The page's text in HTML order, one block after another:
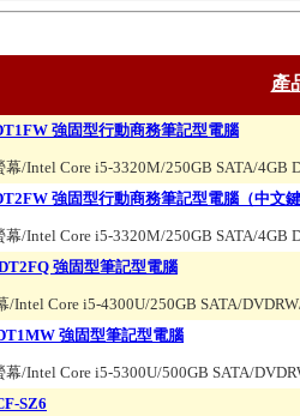
產
強固型行動商務筆記型電腦
幕/Intel Core i5-3320M/250GB SATA/
強固型行動商務筆記型電腦（中文
幕/Intel Core i5-3320M/250GB SATA/
強固型筆記型電腦
/Intel Core i5-4300U/250GB SATA/
強固型筆記型電腦
幕/Intel Core i5-5300U/500GB SATA/
SZ6